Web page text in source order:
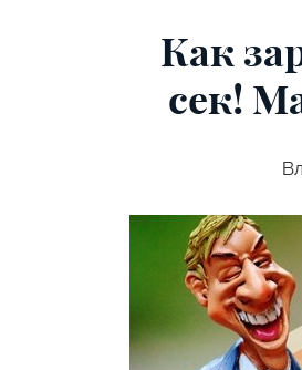
Как
сек!